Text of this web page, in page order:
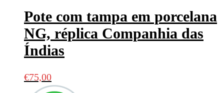
Pote com tampa em porcelana
NG, réplica Companhia das
Índias
€75,00